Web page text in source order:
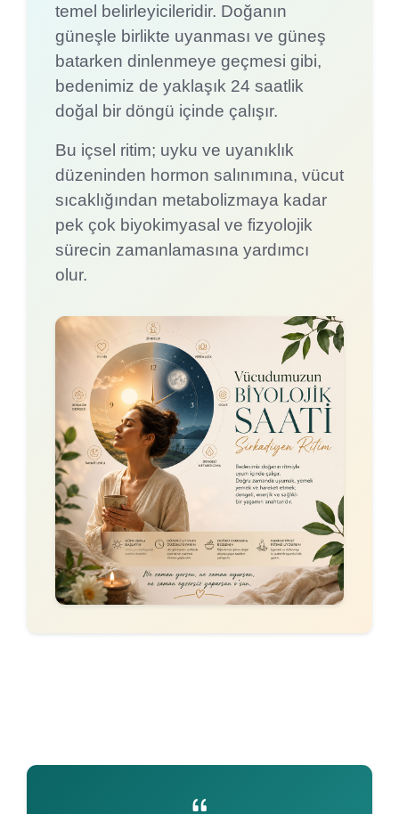
temel belirleyicileridir. Doğanın
güneşle birlikte uyanması ve güneş
batarken dinlenmeye geçmesi gibi,
bedenimiz de yaklaşık 24 saatlik
doğal bir döngü içinde çalışır.
Bu içsel ritim; uyku ve uyanıklık
düzeninden hormon salınımına, vücut
sıcaklığından metabolizmaya kadar
pek çok biyokimyasal ve fizyolojik
sürecin zamanlamasına yardımcı
olur.